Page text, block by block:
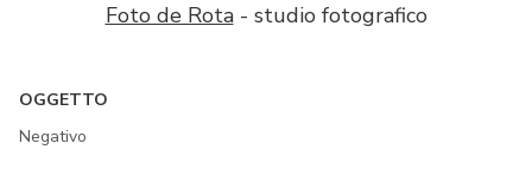
Foto de Rota- studio fotografico
OGGETTO
Negativo